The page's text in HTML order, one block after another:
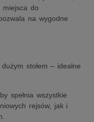
miejsca do
na wygodne
stołem – idealne
spełnia wszystkie
rejsów, jak i